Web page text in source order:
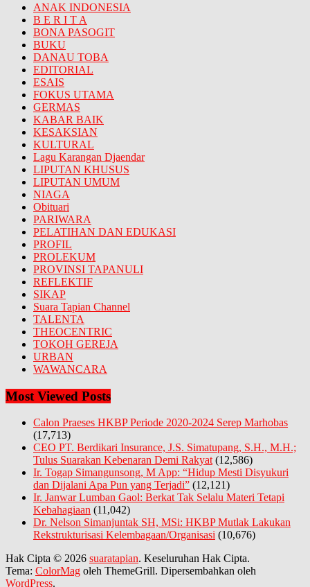
ANAK INDONESIA
B E R I T A
BONA PASOGIT
BUKU
DANAU TOBA
EDITORIAL
ESAIS
FOKUS UTAMA
GERMAS
KABAR BAIK
KESAKSIAN
KULTURAL
Lagu Karangan Djaendar
LIPUTAN KHUSUS
LIPUTAN UMUM
NIAGA
Obituari
PARIWARA
PELATIHAN DAN EDUKASI
PROFIL
PROLEKUM
PROVINSI TAPANULI
REFLEKTIF
SIKAP
Suara Tapian Channel
TALENTA
THEOCENTRIC
TOKOH GEREJA
URBAN
WAWANCARA
Most Viewed Posts
Calon Praeses HKBP Periode 2020-2024 Serep Marhobas
(17,713)
CEO PT. Berdikari Insurance, J.S. Simatupang, S.H., M.H.;
Tulus Suarakan Kebenaran Demi Rakyat (12,586)
Ir. Togap Simangunsong, M App: “Hidup Mesti Disyukuri
dan Dijalani Apa Pun yang Terjadi” (12,121)
Ir. Janwar Lumban Gaol: Berkat Tak Selalu Materi Tetapi
Kebahagiaan (11,042)
Dr. Nelson Simanjuntak SH, MSi: HKBP Mutlak Lakukan
Rekstrukturisasi Kelembagaan/Organisasi (10,676)
Hak Cipta © 2026 suaratapian. Keseluruhan Hak Cipta.
Tema: ColorMag oleh ThemeGrill. Dipersembahkan oleh
WordPress.